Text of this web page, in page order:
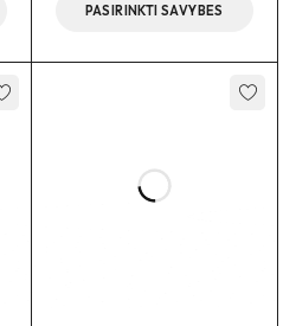
PASIRINKTI SAVYBES